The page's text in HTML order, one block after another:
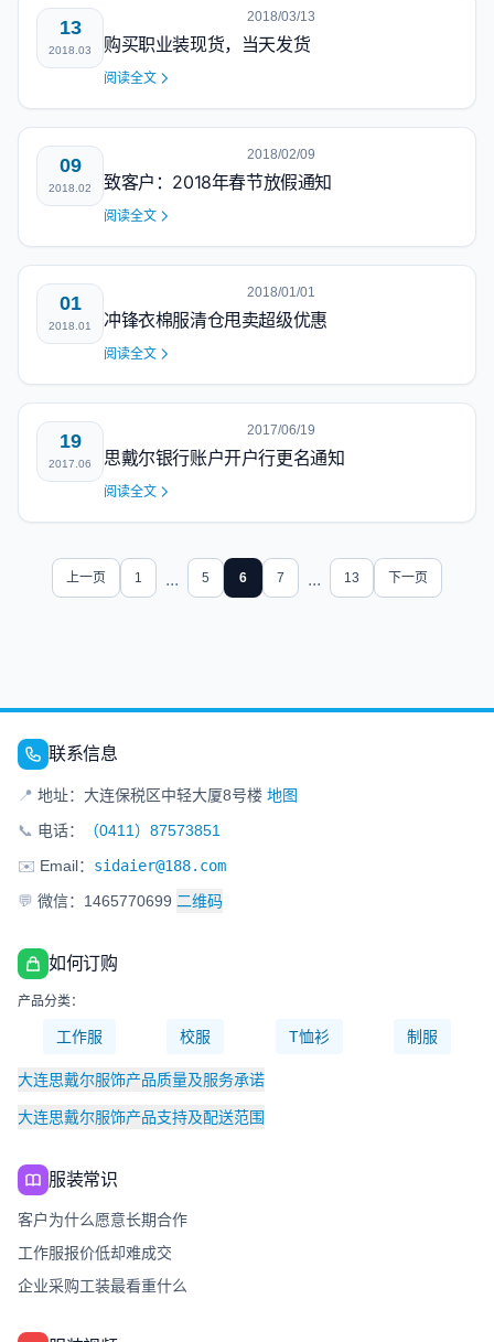
13
2018.03
2018/03/13
购买职业装现货，当天发货
阅读全文
09
2018.02
2018/02/09
致客户：2018年春节放假通知
阅读全文
01
2018.01
2018/01/01
冲锋衣棉服清仓甩卖超级优惠
阅读全文
19
2017.06
2017/06/19
思戴尔银行账户开户行更名通知
阅读全文
上一页 1 ... 5 6 7 ... 13 下一页
联系信息
📍 地址：大连保税区中轻大厦8号楼 地图
📞 电话：
（0411）87573851
✉️ Email： sidaier@188.com
💬 微信：1465770699 二维码
如何订购
产品分类：
工作服 校服 T恤衫 制服
大连思戴尔服饰产品质量及服务承诺
大连思戴尔服饰产品支持及配送范围
服装常识
客户为什么愿意长期合作
工作服报价低却难成交
企业采购工装最看重什么